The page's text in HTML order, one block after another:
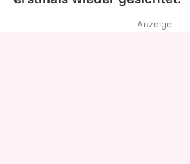
Anzeige